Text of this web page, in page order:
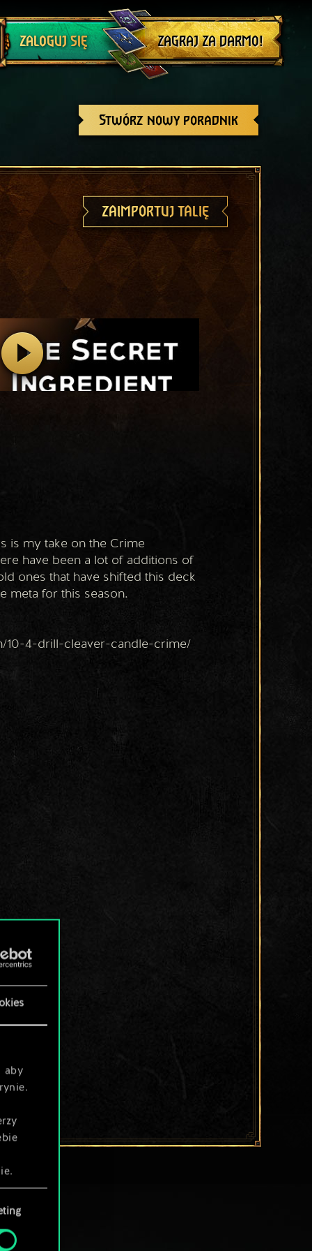
aby
ZALOGUJ SIĘ
Wyloguj się
ZAGRAJ ZA DARMO!
Stwórz nowy poradnik
ZAIMPORTUJ TALIĘ
is my take on the Crime
have been a lot of additions of
ones that have shifted this deck
meta for this season.
10-4-drill-cleaver-candle-crime/